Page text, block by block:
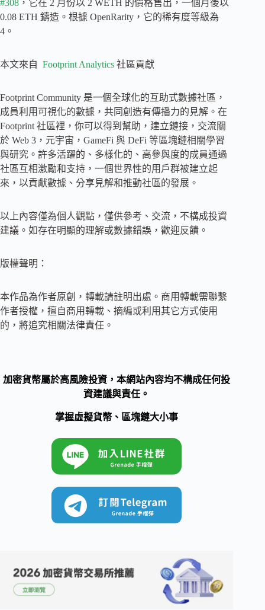
#308 ，它在 2 月份以 2 WETH 的價格售出，一個月後以
0.08 ETH 鑄造。根據 OpenRarity，它的稀有度等級為
4。
本文來自 Footprint Analytics 社區貢獻
Footprint Community 是一個全球化的互助式數據社區，
成員利用可視化的數據，共同創造有傳播力的見解。在
Footprint 社區裡，你可以得到幫助，建立鏈接，交流關
於 Web 3，元宇宙，GameFi 與 DeFi 等區塊鏈相關學習
與研究。許多活躍的、多樣化的、高參與度的成員通過
社區互相激勵和支持，一個世界性的用戶群被建立起
來，以貢獻數據、分享見解和推動社區的發展。
以上內容僅為個人觀點，僅供參考、交流，不構成投資
建議。如存在明顯的理解或數據錯誤，歡迎反饋。
版權聲明：
本作品為作者原創，轉載請註明出處。商用轉載需聯繫
作者授權，擅自商用轉載、摘編或利用其它方式使用
的，將追究相關法律責任。
加密貨幣屬於高風險投資，本網站內容均不構成任何投
資建議與責任。
掌握虛擬貨幣、區塊鏈大小事